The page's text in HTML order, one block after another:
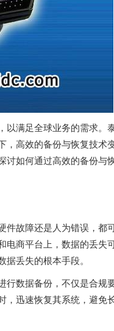
以满足全球业务的需求。
，高效的备份与恢复技术
讨如何通过高效的备份与
件故障还是人为错误，都
电商平台上，数据的丢失
丢失的根本手段。
行数据备份，不仅是合规
，迅速恢复其系统，避免